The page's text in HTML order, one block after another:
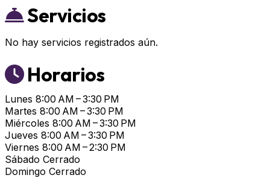
Servicios
No hay servicios registrados aún.
Horarios
Lunes 8:00 AM – 3:30 PM
Martes 8:00 AM – 3:30 PM
Miércoles 8:00 AM – 3:30 PM
Jueves 8:00 AM – 3:30 PM
Viernes 8:00 AM – 2:30 PM
Sábado Cerrado
Domingo Cerrado